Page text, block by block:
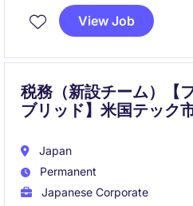
応・業務改善を通じて事業成
す。
View Job
税務（新設チーム）【
ブリッド】米国テック
Japan
Permanent
Japanese Corporate